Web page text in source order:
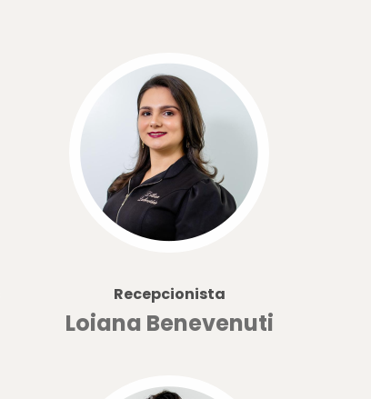
Recepcionista
Loiana Benevenuti